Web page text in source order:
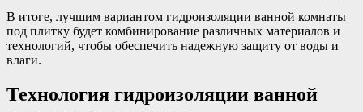
В итоге, лучшим вариантом гидроизоляции ванной комнаты
под плитку будет комбинирование различных материалов и
технологий, чтобы обеспечить надежную защиту от воды и
влаги.
Технология гидроизоляции ванной